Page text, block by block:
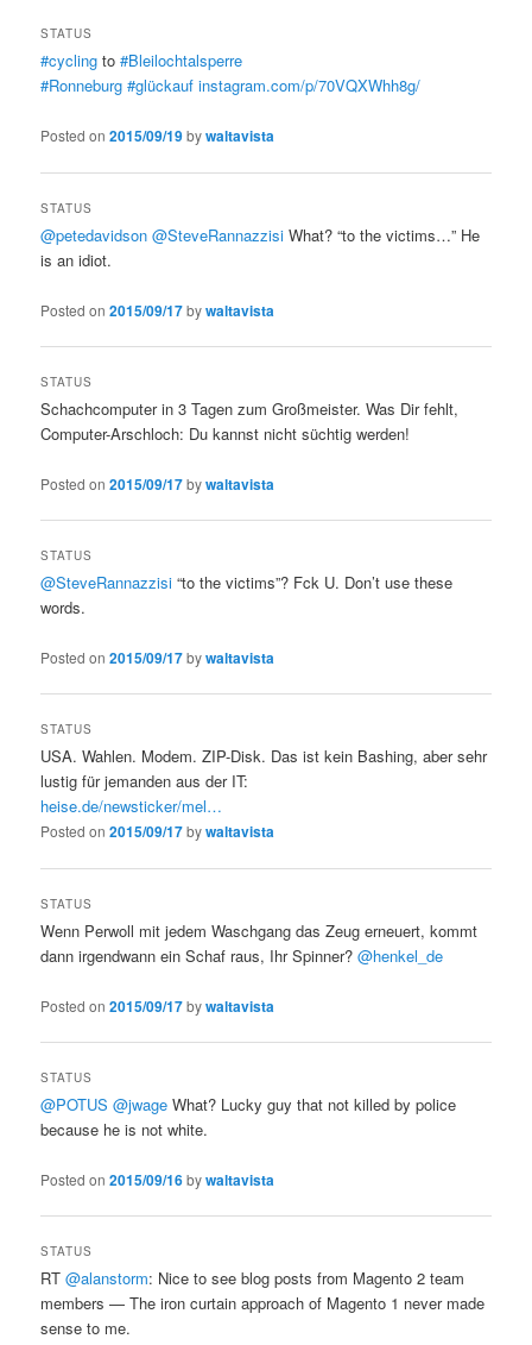
STATUS
#cycling to#Bleilochtalsperre
#Ronneburg #glückauf instagram.com/p/70VQXWhh8g/
Posted on2015/09/19bywaltavista
STATUS
@petedavidson @SteveRannazzisi What? “to the victims…” He
is an idiot.
Posted on2015/09/17bywaltavista
STATUS
Schachcomputer in 3 Tagen zum Großmeister. Was Dir fehlt,
Computer-Arschloch: Du kannst nicht süchtig werden!
Posted on2015/09/17bywaltavista
STATUS
@SteveRannazzisi “to the victims”? Fck U. Don’t use these
words.
Posted on2015/09/17bywaltavista
STATUS
USA. Wahlen. Modem. ZIP-Disk. Das ist kein Bashing, aber sehr
lustig für jemanden aus der IT:
heise.de/newsticker/mel…
Posted on2015/09/17bywaltavista
STATUS
Wenn Perwoll mit jedem Waschgang das Zeug erneuert, kommt
dann irgendwann ein Schaf raus, Ihr Spinner?@henkel_de
Posted on2015/09/17bywaltavista
STATUS
@POTUS @jwage What? Lucky guy that not killed by police
because he is not white.
Posted on2015/09/16bywaltavista
STATUS
RT@alanstorm: Nice to see blog posts from Magento 2 team
members — The iron curtain approach of Magento 1 never made
sense to me.